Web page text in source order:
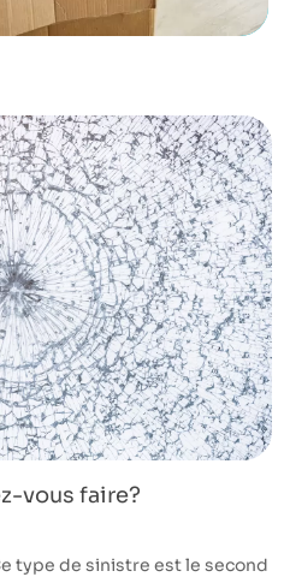
vous faire?
type de sinistre est le second